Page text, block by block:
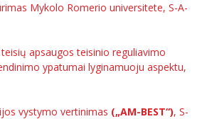
Mykolo Romerio universitete, S-A-
apsaugos teisinio reguliavimo
ypatumai lyginamuoju aspektu,
vystymo vertinimas („AM-BEST“), S-